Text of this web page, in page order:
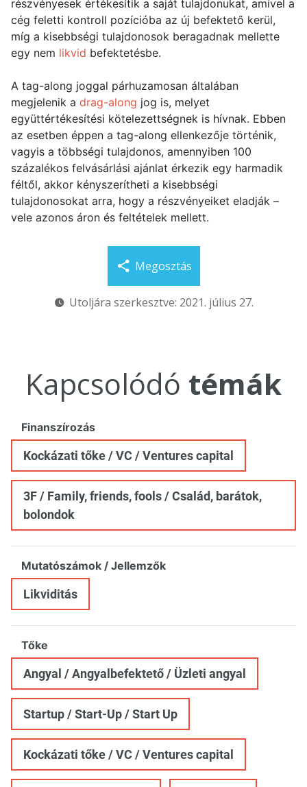
részvényesek értékesítik a saját tulajdonukat, amivel a
cég feletti kontroll pozícióba az új befektető kerül,
míg a kisebbségi tulajdonosok beragadnak mellette
egy nem likvid befektetésbe.
A tag-along joggal párhuzamosan általában
megjelenik a drag-along jog is, melyet
együttértékesítési kötelezettségnek is hívnak. Ebben
az esetben éppen a tag-along ellenkezője történik,
vagyis a többségi tulajdonos, amennyiben 100
százalékos felvásárlási ajánlat érkezik egy harmadik
féltől, akkor kényszerítheti a kisebbségi
tulajdonosokat arra, hogy a részvényeiket eladják –
vele azonos áron és feltételek mellett.
Megosztás
Utoljára szerkesztve: 2021. július 27.
Kapcsolódó témák
Finanszírozás
Kockázati tőke / VC / Ventures capital
3F / Family, friends, fools / Család, barátok,
bolondok
Mutatószámok / Jellemzők
Likviditás
Tőke
Angyal / Angyalbefektető / Üzleti angyal
Startup / Start-Up / Start Up
Kockázati tőke / VC / Ventures capital